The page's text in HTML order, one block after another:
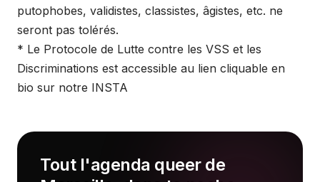
putophobes, validistes, classistes, âgistes, etc. ne
seront pas tolérés.
* Le Protocole de Lutte contre les VSS et les
Discriminations est accessible au lien cliquable en
bio sur notre INSTA
Tout l'agenda queer de